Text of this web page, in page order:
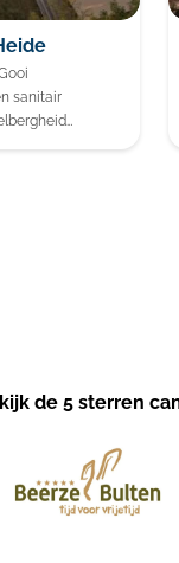
sanitair
de 5 sterren